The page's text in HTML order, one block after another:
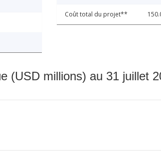
Coût total du projet**
(USD millions) au 31 juillet